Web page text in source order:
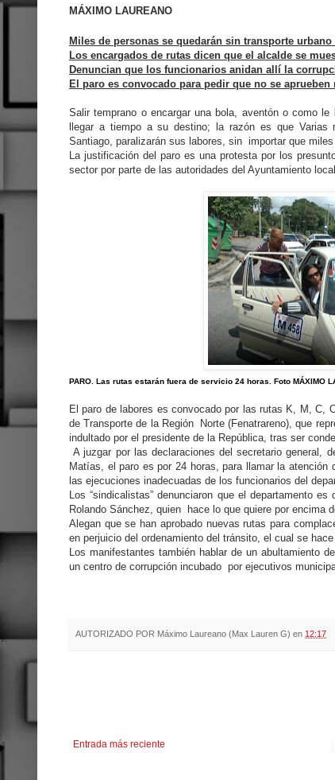
MÁXIMO LAUREANO
Miles de personas se quedarán sin transporte urbano
Los encargados de rutas dicen que el alcalde se
Denuncian que los funcionarios anidan allí la
El paro es convocado para pedir que no se
Salir temprano o encargar una bola, aventón o como
llegar a tiempo a su destino; la razón es que Varias
Santiago, paralizarán sus labores, sin importar que
La justificación del paro es una protesta por los
sector por parte de las autoridades del Ayuntamiento local.
PARO. Las rutas estarán fuera de servicio 24 horas. Foto MÁXIMO
El paro de labores es convocado por las rutas K, M, C,
de Transporte de la Región Norte (Fenatrareno), que
indultado por el presidente de la República, tras ser
A juzgar por las declaraciones del secretario general,
Matías, el paro es por 24 horas, para llamar la
las ejecuciones inadecuadas de los funcionarios del
Los “sindicalistas” denunciaron que el departamento
Rolando Sánchez, quien hace lo que quiere por encima
Alegan que se han aprobado nuevas rutas para
en perjuicio del ordenamiento del tránsito, el cual se
Los manifestantes también hablar de un abultamiento
un centro de corrupción incubado por ejecutivos
AUTORIZADO POR Máximo Laureano (Max Lauren G) en 12:17
Entrada más reciente